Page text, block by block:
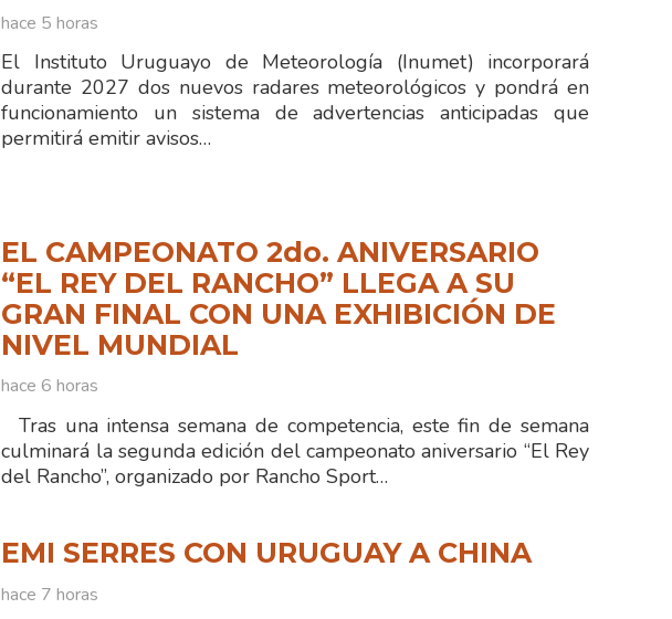
hace 5 horas
El Instituto Uruguayo de Meteorología (Inumet) incorporará
durante 2027 dos nuevos radares meteorológicos y pondrá en
funcionamiento un sistema de advertencias anticipadas que
permitirá emitir avisos…
EL CAMPEONATO 2do. ANIVERSARIO
“EL REY DEL RANCHO” LLEGA A SU
GRAN FINAL CON UNA EXHIBICIÓN DE
NIVEL MUNDIAL
hace 6 horas
Tras una intensa semana de competencia, este fin de semana
culminará la segunda edición del campeonato aniversario “El Rey
del Rancho”, organizado por Rancho Sport…
EMI SERRES CON URUGUAY A CHINA
hace 7 horas